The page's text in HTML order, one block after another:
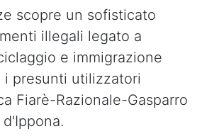
scopre un sofisticato
illegali legato a
e immigrazione
i presunti utilizzatori
Fiarè-Razionale-Gasparro